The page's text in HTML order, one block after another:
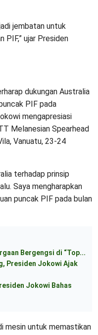
jembatan untuk
PIF,” ujar Presiden
dukungan Australia
PIF pada
mengapresiasi
Melanesian Spearhead
Vanuatu, 23-24
terhadap prinsip
Saya mengharapkan
puncak PIF pada bulan
Bergengsi di “Top...
Presiden Jokowi Ajak
Jokowi Bahas
mesin untuk memastikan